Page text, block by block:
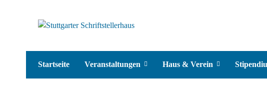
Startseite Veranstaltungen Haus & Verein